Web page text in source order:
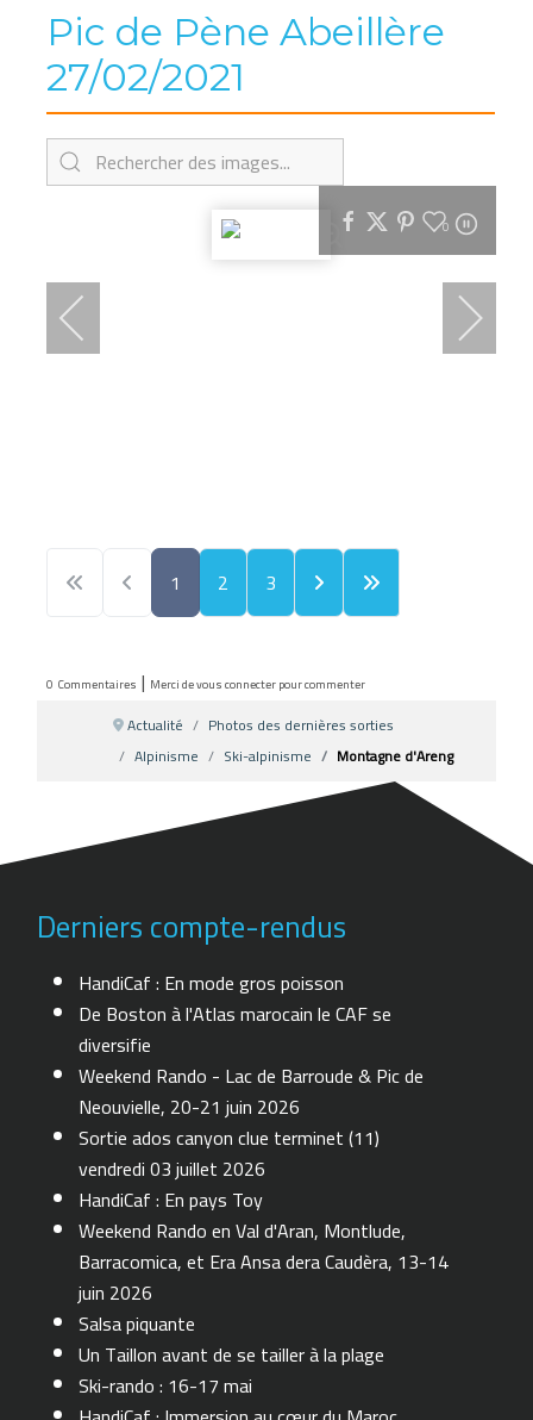
Pic de Pène Abeillère
27/02/2021
0
1 2 3
0 Commentaires | Merci de vous connecter pour commenter
Actualité
Photos des dernières sorties
Alpinisme
Ski-alpinisme Montagne d'Areng
Derniers compte-rendus
HandiCaf : En mode gros poisson
De Boston à l'Atlas marocain le CAF se
diversifie
Weekend Rando - Lac de Barroude & Pic de
Neouvielle, 20-21 juin 2026
Sortie ados canyon clue terminet (11)
vendredi 03 juillet 2026
HandiCaf : En pays Toy
Weekend Rando en Val d'Aran, Montlude,
Barracomica, et Era Ansa dera Caudèra, 13-14
juin 2026
Salsa piquante
Un Taillon avant de se tailler à la plage
Ski-rando : 16-17 mai